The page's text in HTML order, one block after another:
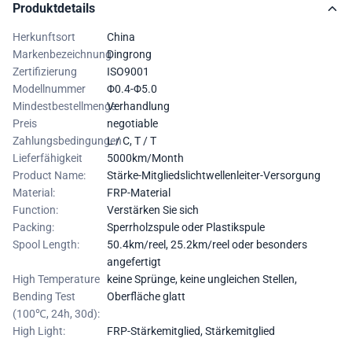
Produktdetails
Herkunftsort
China
MarkenbezeichnungDingrong
Zertifizierung
ISO9001
Modellnummer
Φ0.4-Φ5.0
MindestbestellmengeVerhandlung
Preis
negotiable
ZahlungsbedingungenL / C, T / T
Lieferfähigkeit
5000km/Month
Product Name:
Stärke-Mitgliedslichtwellenleiter-Versorgung
Material:
FRP-Material
Function:
Verstärken Sie sich
Packing:
Sperrholzspule oder Plastikspule
Spool Length:
50.4km/reel, 25.2km/reel oder besonders
angefertigt
High Temperature
Bending Test
(100℃, 24h, 30d):
keine Sprünge, keine ungleichen Stellen,
Oberfläche glatt
High Light: FRP-Stärkemitglied,Stärkemitglied